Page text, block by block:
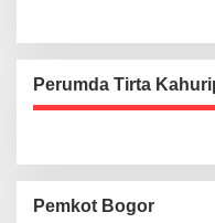
Perumda Tirta
Pemkot Bogor